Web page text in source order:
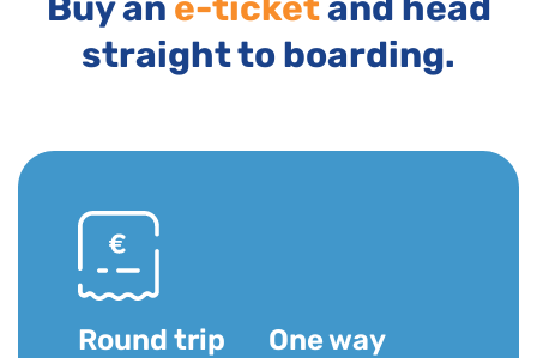
straight to boarding.
Round trip One way